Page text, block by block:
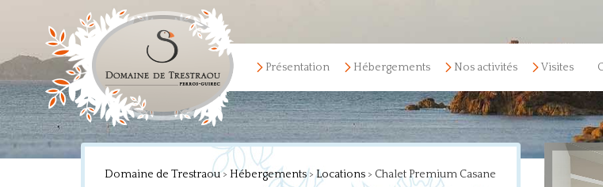
Présentation Hébergements Nos activités Visites
Domaine de Trestraou> Hébergements>Locations > Chalet Premium Casane